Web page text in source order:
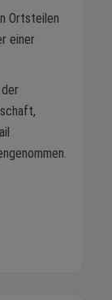
Ortsteilen
einer